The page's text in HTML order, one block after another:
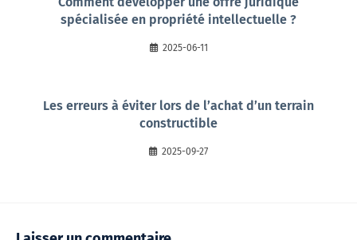
spécialisée en propriété intellectuelle ?
2025-06-11
Les erreurs à éviter lors de l’achat d’un terrain
constructible
2025-09-27